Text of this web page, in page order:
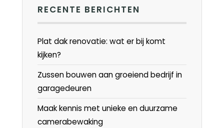
RECENTE BERICHTEN
Plat dak renovatie: wat er bij komt
kijken?
Zussen bouwen aan groeiend bedrijf in
garagedeuren
Maak kennis met unieke en duurzame
camerabewaking